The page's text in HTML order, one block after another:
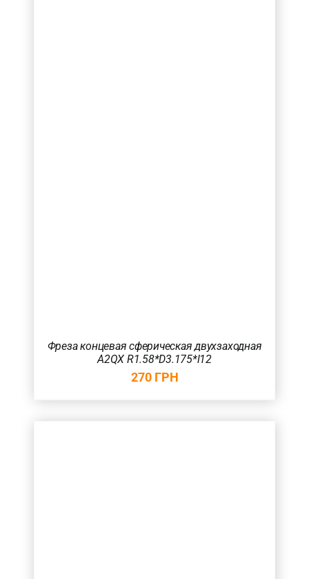
Фреза концевая сферическая двухзаходная
A2QX R1.58*D3.175*l12
270 ГРН